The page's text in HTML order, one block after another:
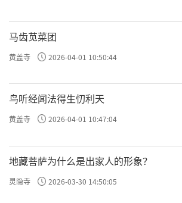
马齿苋菜团
黄盖寺 2026-04-01 10:50:44
鸟听经闻法得生忉利天
黄盖寺 2026-04-01 10:47:04
地藏菩萨为什么是出家人的形象？
灵隐寺 2026-03-30 14:50:05